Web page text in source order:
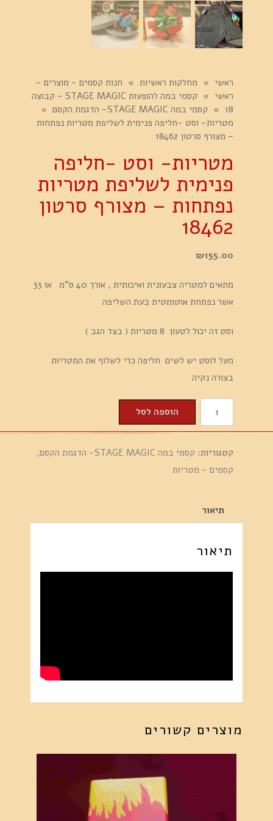
ראשי » מחלקות ראשיות » חנות קסמים - מוצרים -
ראשי »
קסמי במה להופעות STAGE MAGIC - קבוצה
18
» קסמי במה STAGE MAGIC- הדגמת הקסם
»
מטריות- וסט -חליפה פנימית לשליפת מטריות נפתחות
– מצורף סרטון 18462
מטריות- וסט -חליפה
פנימית לשליפת מטריות
נפתחות – מצורף סרטון
18462
₪155.00
מתאים למטריה צבעונית ואיכותית , אורך 40 ס"מ או 33
אשר נפתחת אוטומטית בעת השליפה
וסט זה יכול לטעון 8 מטריות ( בצד הגב )
מעל לוסט יש לשים חליפה כדי לשלוף את המטריות
בצורה נקיה
של
וסט
-
פנימית
לשליפת
הוספה לסל
קטגוריות: קסמי במה STAGE MAGIC- הדגמת הקסם
,
קסמים - מטריות
תיאור
תיאור
מוצרים קשורים